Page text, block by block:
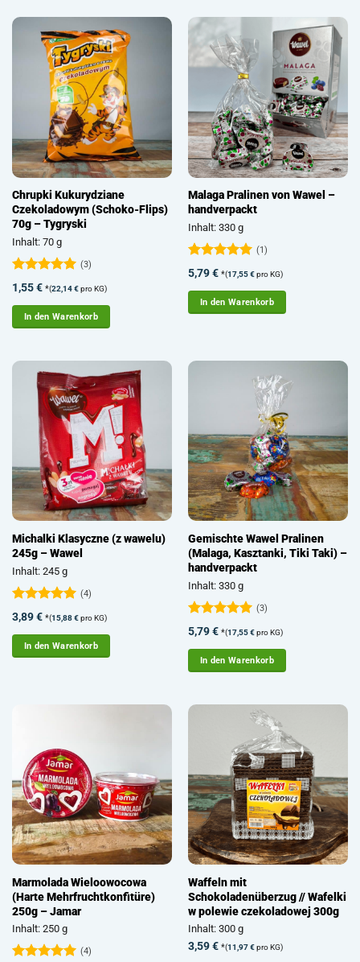
Chrupki Kukurydziane
Czekoladowym (Schoko-Flips)
70g – Tygryski
Inhalt: 70 g
Bewertet
mit 5von
5
(3)
1,55€ *(22,14€pro KG)
In den Warenkorb
Malaga Pralinen von Wawel –
handverpackt
Inhalt: 330 g
Bewertet
mit 5von
5
(1)
5,79€ *(17,55€pro KG)
In den Warenkorb
Michalki Klasyczne (z wawelu)
245g – Wawel
Inhalt: 245 g
Bewertet
mit 5von
5
(4)
3,89€ *(15,88€pro KG)
In den Warenkorb
Gemischte Wawel Pralinen
(Malaga, Kasztanki, Tiki Taki) –
handverpackt
Inhalt: 330 g
Bewertet
mit 5von
5
(3)
5,79€ *(17,55€pro KG)
In den Warenkorb
Marmolada Wieloowocowa
(Harte Mehrfruchtkonfitüre)
250g – Jamar
Inhalt: 250 g
(4)
Waffeln mit
Schokoladenüberzug // Wafelki
w polewie czekoladowej 300g
Inhalt: 300 g
3,59€ *(11,97€pro KG)